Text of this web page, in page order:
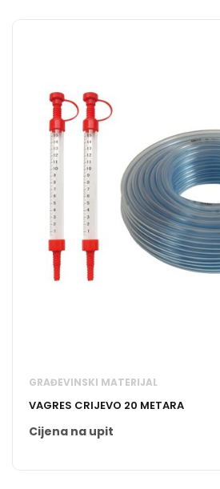
GRAĐEVINSKI MATERIJAL
VAGRES CRIJEVO 20 METARA
Cijena na upit